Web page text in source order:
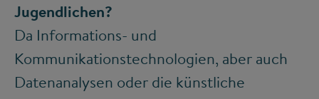
Jugendlichen?
Da Informations- und
Kommunikationstechnologien, aber auch
Datenanalysen oder die künstliche